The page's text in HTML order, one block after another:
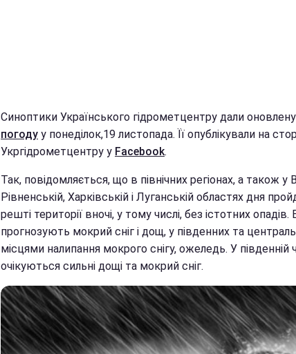
Синоптики Українського гідрометцентру дали оновлену
погоду у понеділок,19 листопада. Її опублікували на
Укргідрометцентру у Facebook.
Так, повідомляється, що в північних регіонах, а також у
Рівненській, Харківській і Луганській областях дня
решті території вночі, у тому числі, без істотних опадів.
прогнозують мокрий сніг і дощ, у південних та
місцями налипання мокрого снігу, ожеледь. У південній
очікуються сильні дощі та мокрий сніг.